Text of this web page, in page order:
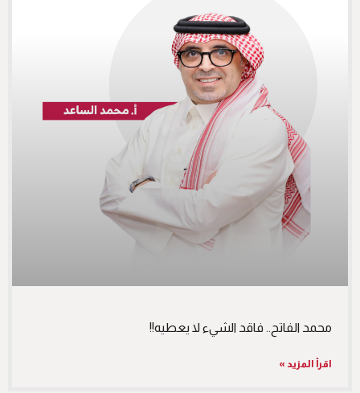
محمد الفاتح.. فاقد الشيء لا يعطيه!!
اقرأ المزيد »